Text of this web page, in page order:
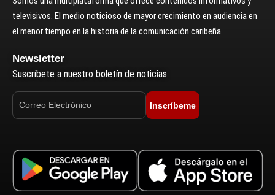
televisivos. El medio noticioso de mayor crecimiento en audiencia en
el menor tiempo en la historia de la comunicación caribeña.
Newsletter
Suscríbete a nuestro boletín de noticias.
Inscríbeme